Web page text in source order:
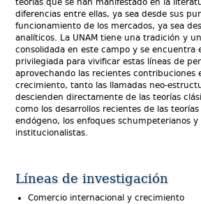
Teoría Económica
Economía Internacional
Economía Política
Economía Pública
Economía Urbana y Regional
Historia Económica
Teoría y Método de la Economía
Apoyos UNAM e intercambio
Vinculación
diferencias entre ellas, ya sea desde sus
funcionamiento de los mercados, ya sea
analíticos. La UNAM tiene una tradición y
consolidada en este campo y se encuentra
privilegiada para vivificar estas líneas de
aprovechando las recientes contribuciones
crecimiento, tanto las llamadas neo-
descienden directamente de las teorías
como los desarrollos recientes de las
endógeno, los enfoques schumpeterianos y
institucionalistas.
Líneas de investigación
Comercio internacional y crecimiento